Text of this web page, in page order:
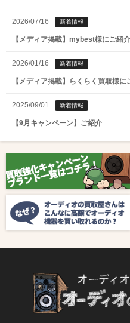
2026/07/16 新着情報
【メディア掲載】mybest様にご紹
2026/01/16 新着情報
【メディア掲載】らくらく買取様に
2025/09/01 新着情報
【9月キャンペーン】ご紹介
【8月キャンペーン】ご紹介
2024/10/04 新着情報
【ラジオ番組放送のお知らせ】